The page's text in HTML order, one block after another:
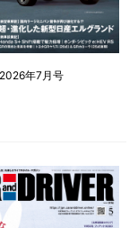
2026年7月号